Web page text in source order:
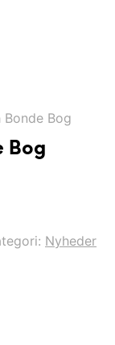
Bonde Bog
Bog
Nyheder